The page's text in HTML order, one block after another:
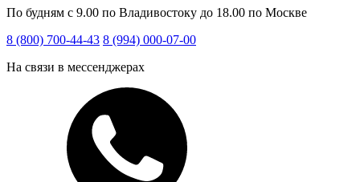
По будням с 9.00 по Владивостоку до 18.00 по Москве
8 (800) 700-44-43 8 (994) 000-07-00
На связи в мессенджерах